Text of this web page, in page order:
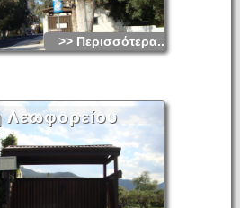
>> Περισσότερα...
Λεωφορείου